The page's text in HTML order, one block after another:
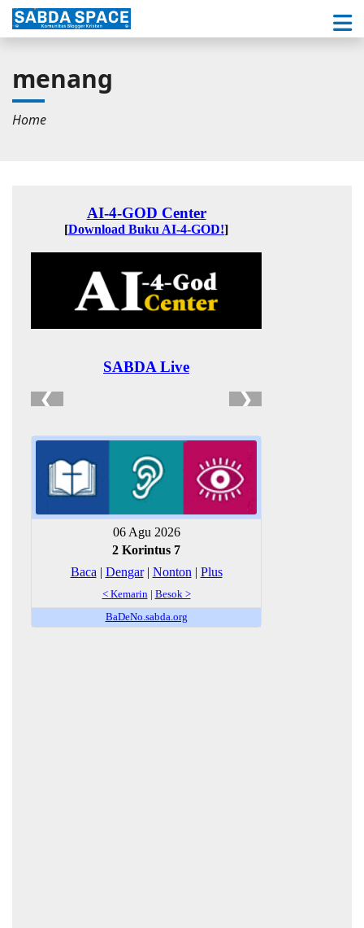
menang
Home